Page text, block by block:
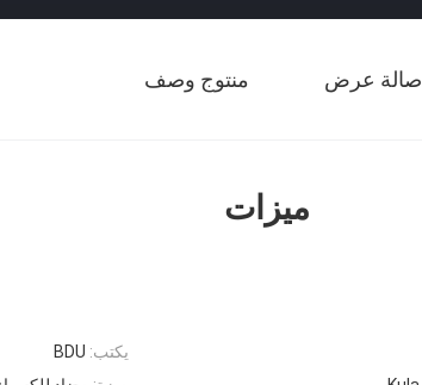
صالة عرض منتوج وصف
ميزات
يكتب: BDU